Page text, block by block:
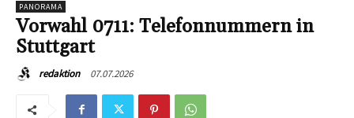
PANORAMA
Vorwahl 0711: Telefonnummern in
Stuttgart
redaktion 07.07.2026